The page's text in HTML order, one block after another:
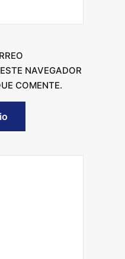
NAVEGADOR
COMENTE.